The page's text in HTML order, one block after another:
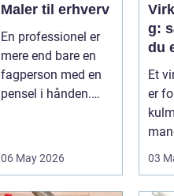
Maler til erhverv
En professionel er
mere end bare en
fagperson med en
pensel i hånden.
06 May 2026
g:
du
Et
er
03